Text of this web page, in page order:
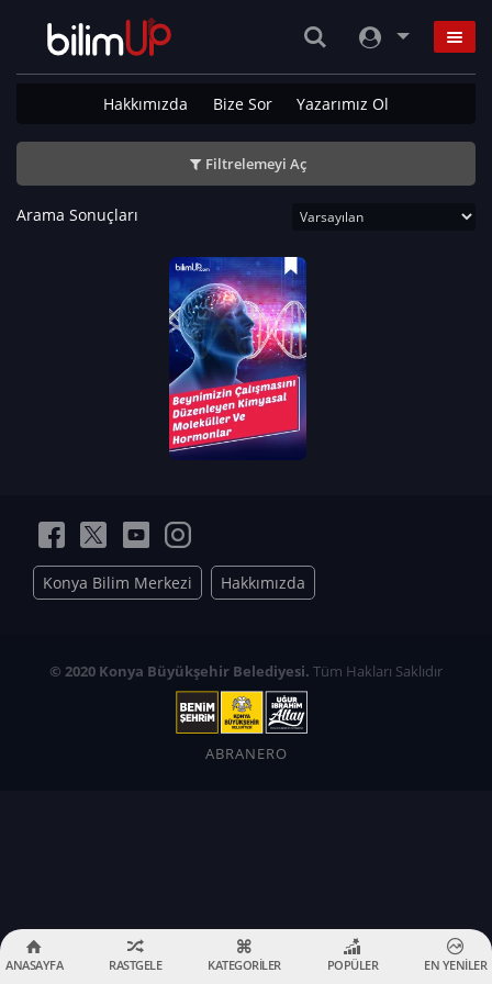
Hakkımızda Bize Sor Yazarımız Ol
Filtrelemeyi Aç
Arama Sonuçları
Konya Bilim Merkezi Hakkımızda
© 2020 Konya Büyükşehir Belediyesi. Tüm Hakları Saklıdır
ABRANERO
ANASAYFA RASTGELE KATEGORİLER POPÜLER EN YENİLER